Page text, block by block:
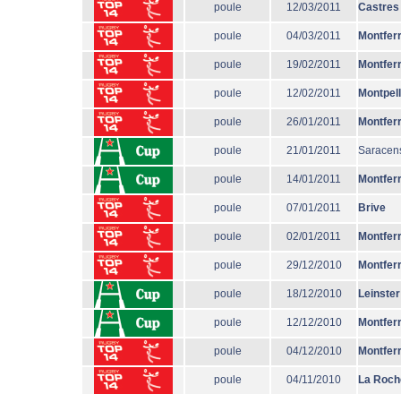
poule 12/03/2011 Castres
poule 04/03/2011
poule 19/02/2011
poule 12/02/2011
poule 26/01/2011
poule 21/01/2011
poule 14/01/2011
poule 07/01/2011 Brive
poule 02/01/2011
poule 29/12/2010
poule 18/12/2010 Leinster
poule 12/12/2010
poule 04/12/2010
poule 04/11/2010 La